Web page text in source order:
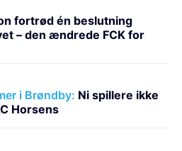
fortrød én beslutning
– den ændrede FCK for
i Brøndby: Ni spillere ikke
Horsens